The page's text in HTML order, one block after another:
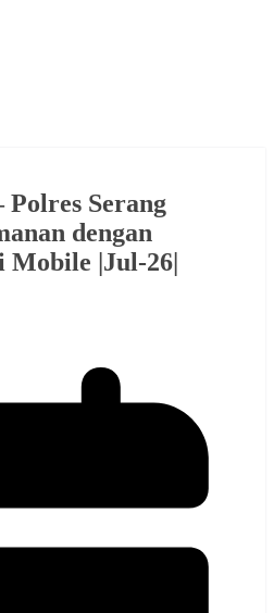
Polres Serang
dengan
Mobile |Jul-26|